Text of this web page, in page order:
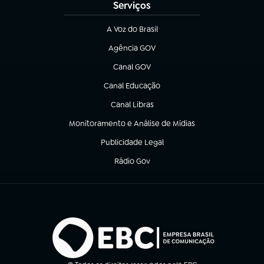
Serviços
A Voz do Brasil
(abre em nova aba)
Agência GOV
(abre em nova aba)
Canal GOV
(abre em nova aba)
Canal Educação
(abre em nova aba)
Canal Libras
(abre em nova aba)
Monitoramento e Análise de Mídias
(abre em nova aba)
Publicidade Legal
(abre em nova aba)
Rádio Gov
(abre em nova aba)